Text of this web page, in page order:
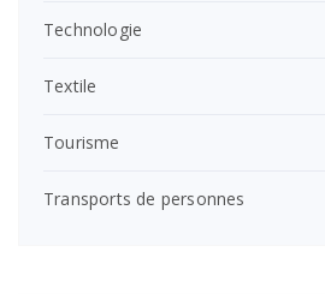
Technologie
Textile
Tourisme
Transports de personnes